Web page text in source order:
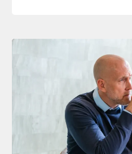
zonder […]